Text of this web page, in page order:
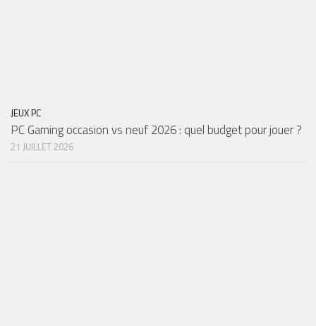
JEUX PC
PC Gaming occasion vs neuf 2026 : quel budget pour jouer ?
21 JUILLET 2026